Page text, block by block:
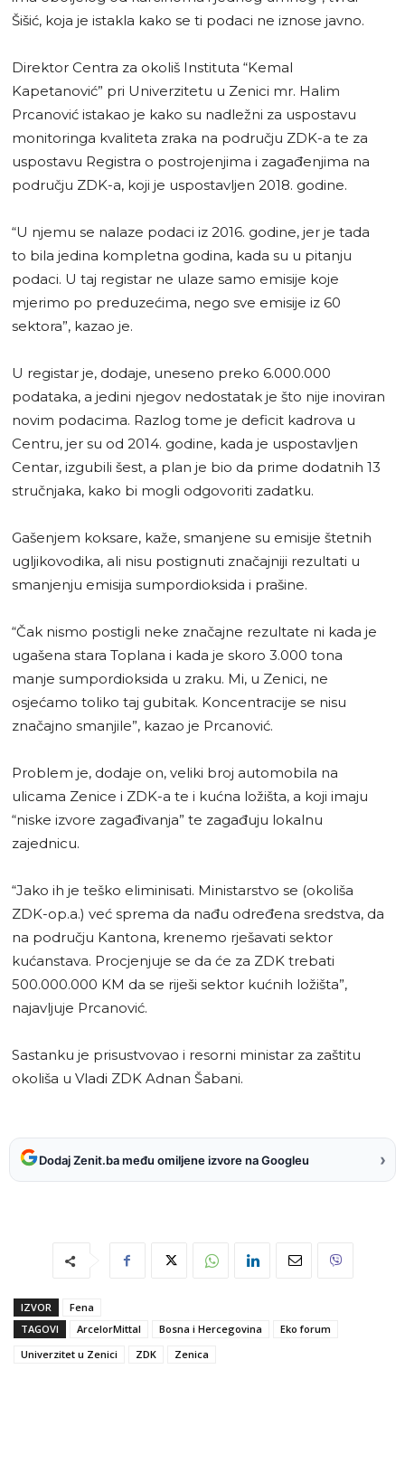
Šišić, koja je istakla kako se ti podaci ne iznose javno.
Direktor Centra za okoliš Instituta “Kemal
Kapetanović” pri Univerzitetu u Zenici mr. Halim
Prcanović istakao je kako su nadležni za uspostavu
monitoringa kvaliteta zraka na području ZDK-a te za
uspostavu Registra o postrojenjima i zagađenjima na
području ZDK-a, koji je uspostavljen 2018. godine.
“U njemu se nalaze podaci iz 2016. godine, jer je tada
to bila jedina kompletna godina, kada su u pitanju
podaci. U taj registar ne ulaze samo emisije koje
mjerimo po preduzećima, nego sve emisije iz 60
sektora”, kazao je.
U registar je, dodaje, uneseno preko 6.000.000
podataka, a jedini njegov nedostatak je što nije inoviran
novim podacima. Razlog tome je deficit kadrova u
Centru, jer su od 2014. godine, kada je uspostavljen
Centar, izgubili šest, a plan je bio da prime dodatnih 13
stručnjaka, kako bi mogli odgovoriti zadatku.
Gašenjem koksare, kaže, smanjene su emisije štetnih
ugljikovodika, ali nisu postignuti značajniji rezultati u
smanjenju emisija sumpordioksida i prašine.
“Čak nismo postigli neke značajne rezultate ni kada je
ugašena stara Toplana i kada je skoro 3.000 tona
manje sumpordioksida u zraku. Mi, u Zenici, ne
osjećamo toliko taj gubitak. Koncentracije se nisu
značajno smanjile”, kazao je Prcanović.
Problem je, dodaje on, veliki broj automobila na
ulicama Zenice i ZDK-a te i kućna ložišta, a koji imaju
“niske izvore zagađivanja” te zagađuju lokalnu
zajednicu.
“Jako ih je teško eliminisati. Ministarstvo se (okoliša
ZDK-op.a.) već sprema da nađu određena sredstva, da
na području Kantona, krenemo rješavati sektor
kućanstava. Procjenjuje se da će za ZDK trebati
500.000.000 KM da se riješi sektor kućnih ložišta”,
najavljuje Prcanović.
Sastanku je prisustvovao i resorni ministar za zaštitu
okoliša u Vladi ZDK Adnan Šabani.
Dodaj Zenit.ba među omiljene izvore na Googleu ›
IZVOR
Fena
TAGOVI
ArcelorMittal Bosna i Hercegovina
Eko forum
Univerzitet u Zenici
ZDK Zenica